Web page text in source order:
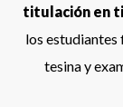
titulación en
los
tesina y